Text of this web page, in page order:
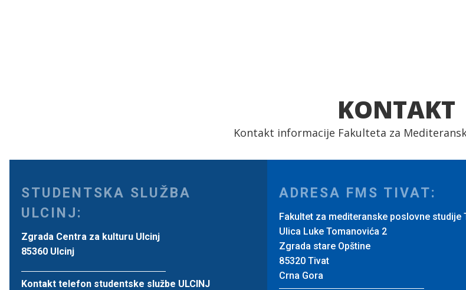
KONTAKT
Kontakt informacije Fakulteta za
STUDENTSKA SLUŽBA
ULCINJ:
Zgrada Centra za kulturu Ulcinj
85360 Ulcinj
Kontakt telefon studentske službe ULCINJ
ADRESA FMS TIVAT:
Fakultet za mediteranske poslovne studije
Ulica Luke Tomanovića 2
Zgrada stare Opštine
85320 Tivat
Crna Gora